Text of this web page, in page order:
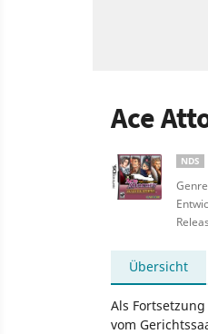
Ace
NDS
Übersicht
Als
vom